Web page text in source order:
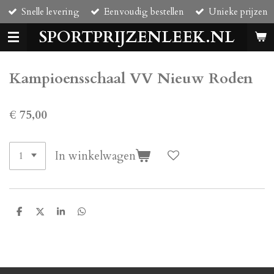
Ga
direct
naar
de
SPORTPRIJZENLEEK.NL
Snelle levering Eenvoudig bestellen Unieke prijzen
Kampioensschaal VV Nieuw Roden
€ 75,00
In winkelwagen
D
D
S
D